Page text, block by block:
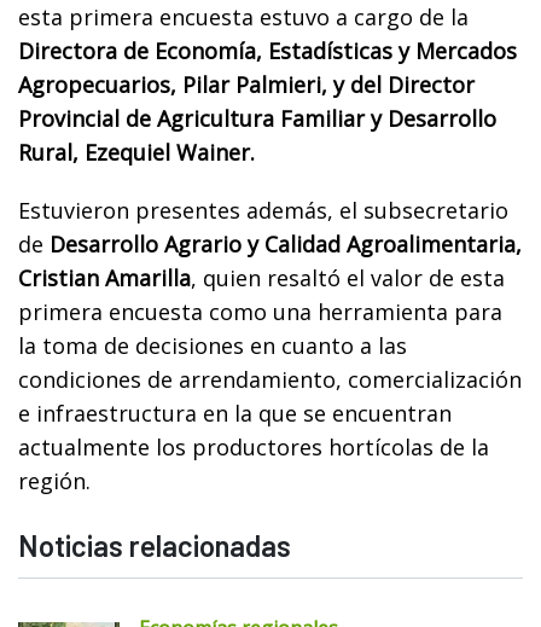
esta primera encuesta estuvo a cargo de la
Directora de Economía, Estadísticas y Mercados
Agropecuarios, Pilar Palmieri, y del Director
Provincial de Agricultura Familiar y Desarrollo
Rural, Ezequiel Wainer.
Estuvieron presentes además, el subsecretario
de Desarrollo Agrario y Calidad Agroalimentaria,
Cristian Amarilla, quien resaltó el valor de esta
primera encuesta como una herramienta para
la toma de decisiones en cuanto a las
condiciones de arrendamiento, comercialización
e infraestructura en la que se encuentran
actualmente los productores hortícolas de la
región.
Noticias relacionadas